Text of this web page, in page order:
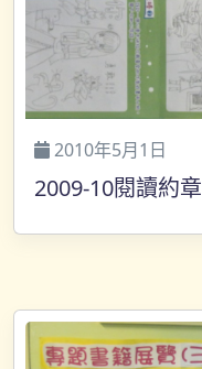
2010年5月1日
2009-10閱讀約章